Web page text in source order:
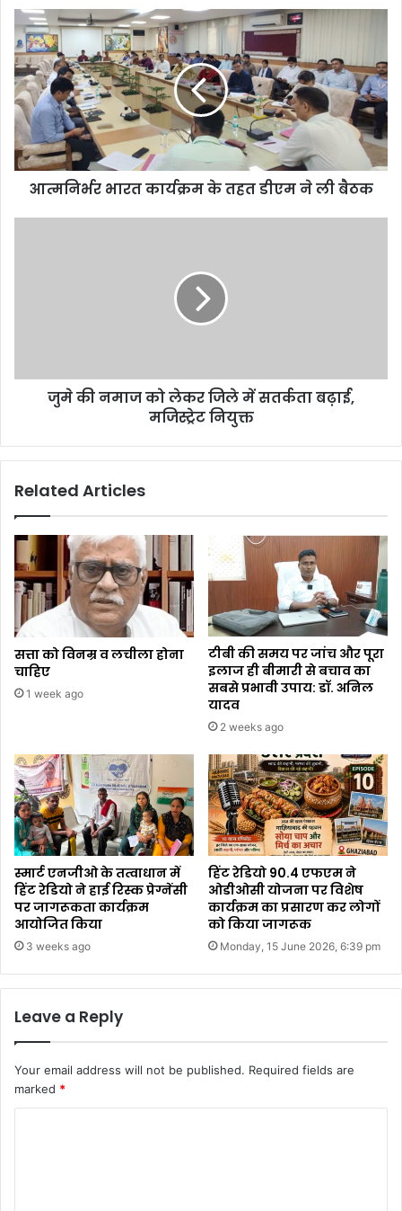
आत्मनिर्भर भारत कार्यक्रम के तहत डीएम ने ली बैठक
जुमे की नमाज को लेकर जिले में सतर्कता बढ़ाई,
मजिस्ट्रेट नियुक्त
Related Articles
सत्ता को विनम्र व लचीला होना
चाहिए
1 week ago
टीबी की समय पर जांच और पूरा
इलाज ही बीमारी से बचाव का
सबसे प्रभावी उपाय: डॉ. अनिल
यादव
2 weeks ago
स्मार्ट एनजीओ के तत्वाधान में
हिंट रेडियो ने हाई रिस्क प्रेग्नेंसी
पर जागरूकता कार्यक्रम
आयोजित किया
3 weeks ago
हिंट रेडियो 90.4 एफएम ने
ओडीओसी योजना पर विशेष
कार्यक्रम का प्रसारण कर लोगों
को किया जागरूक
Monday, 15 June 2026, 6:39 pm
Leave a Reply
Your email address will not be published. Required fields are
marked *